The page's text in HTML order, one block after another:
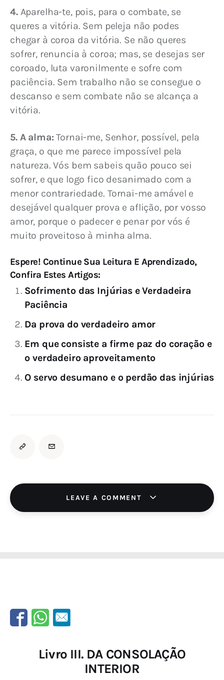
4. Aparelha-te, pois, para o combate, se
queres a vitória. Sem peleja não podes
chegar à coroa da vitória. Se não queres
sofrer, renuncia à coroa; mas, se desejas ser
coroado, luta varonilmente e sofre com
paciência. Sem trabalho não se consegue o
descanso e sem combate não se alcança a
vitória.
5. A alma: Tornai-me, Senhor, possível, pela
graça, o que me parece impossível pela
natureza. Vós bem sabeis quão pouco sei
sofrer, e que logo fico desanimado com a
menor contrariedade. Tornai-me amável e
desejável qualquer prova e aflição, por vosso
amor, porque o padecer e penar por vós é
muito proveitoso à minha alma.
Espere! Continue Sua Leitura E Aprendizado,
Confira Estes Artigos:
Sofrimento das Injúrias e Verdadeira
Paciência
Da prova do verdadeiro amor
Em que consiste a firme paz do coração e
o verdadeiro aproveitamento
O servo desumano e o perdão das injúrias
LEAVE A COMMENT
Livro III. DA CONSOLAÇÃO
INTERIOR